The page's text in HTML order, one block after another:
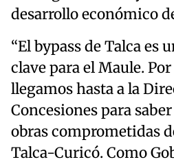
desarrollo económico
“El bypass de Talca es
clave para el Maule.
llegamos hasta a la
Concesiones para
obras comprometidas
Talca-Curicó. Como